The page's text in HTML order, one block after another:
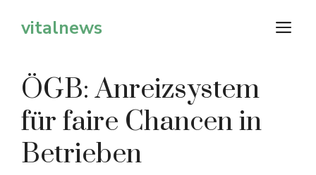
Inhaltvitalnews
ÖGB: Anreizsystem
für faire Chancen in
Betrieben